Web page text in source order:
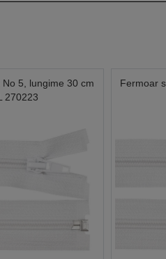
5, lungime 30 cm
270223
Fermoar